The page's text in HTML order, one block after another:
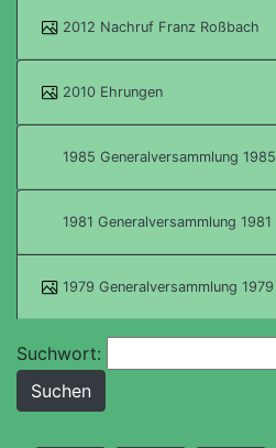
2012 Nachruf Franz Roßbach
2010 Ehrungen
1985 Generalversammlung 1985
1981 Generalversammlung 1981
1979 Generalversammlung 1979
Suchwort: